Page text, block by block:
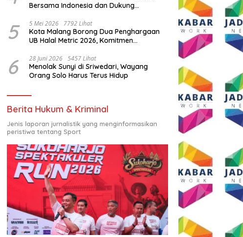
Bersama Indonesia dan Dukung
5 5 Mei 2026 7792 Lihat
Kota Malang Borong Dua Penghargaan
UB Halal Metric 2026, Komitmen
6 28 Juni 2026 5457 Lihat
Menolak Sunyi di Sriwedari, Wayang
Orang Solo Harus Terus Hidup
Berita Hukum & Kriminal
Jenis laporan jurnalistik yang menginformasikan
peristiwa tentang Sport